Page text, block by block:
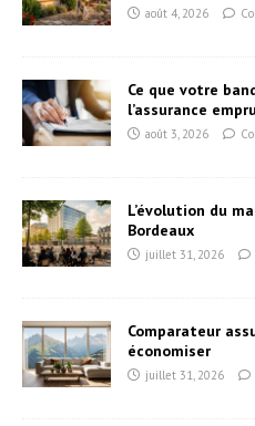
août 4, 2026
Ce que votre
l’assurance
août 3, 2026
L’évolution du
Bordeaux
juillet 31, 2026
Comparateur
économiser
juillet 31, 2026